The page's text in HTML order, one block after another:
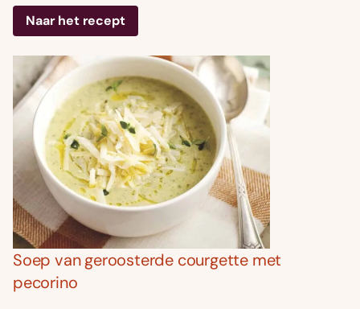
Naar het recept
Soep van geroosterde courgette met
pecorino